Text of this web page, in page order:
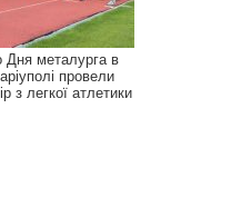
Дня металурга в
провели
з легкої атлетики